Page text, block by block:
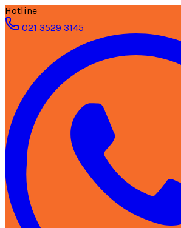
Hotline
021 3529 3145